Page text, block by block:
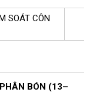
SOÁT CÔN
BÓN (13–